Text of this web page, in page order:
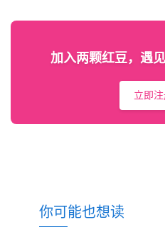
加入两颗红豆，遇
立即
你可能也想读